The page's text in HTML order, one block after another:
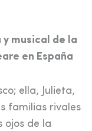
musical de la
en España
ella, Julieta,
familias rivales
ojos de la